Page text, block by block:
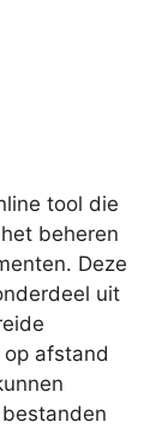
tool die
beheren
Deze
uit
afstand